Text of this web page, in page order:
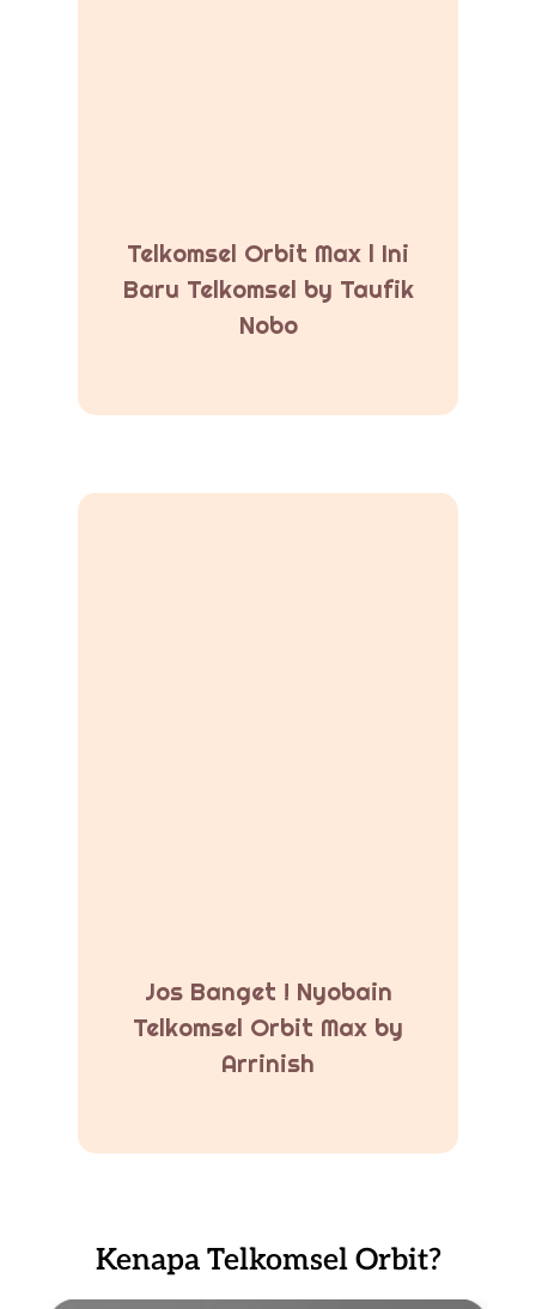
Telkomsel Orbit Max l Ini
Baru Telkomsel by Taufik
Nobo
Jos Banget ! Nyobain
Telkomsel Orbit Max by
Arrinish
Kenapa Telkomsel Orbit?